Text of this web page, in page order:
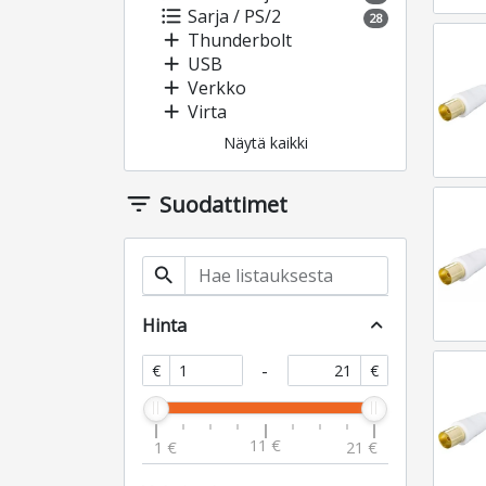
format_list_bulleted Sarja / PS/2 28
add Thunderbolt
add USB
add Verkko
add Virta
Näytä kaikki
filter_list Suodattimet
search
Hinta expand_less
€ - €
1 € 11 € 21 €